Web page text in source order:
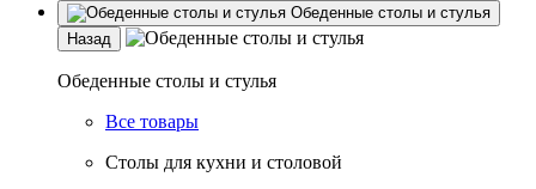
Обеденные столы и стулья
Назад
Обеденные столы и стулья
Все товары
Столы для кухни и столовой